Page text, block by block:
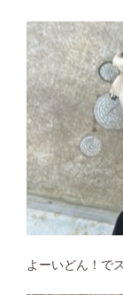
よーいどん！で